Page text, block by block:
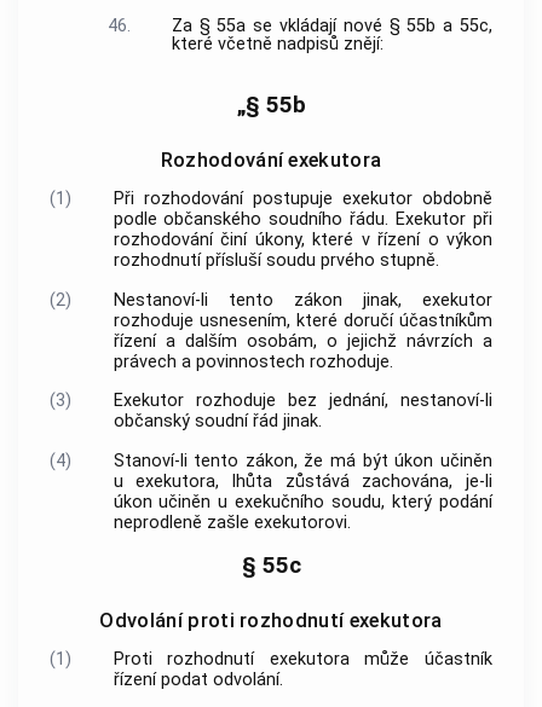
46.
Za § 55a se vkládají nové § 55b a 55c,
které včetně nadpisů znějí:
„§ 55b
Rozhodování exekutora
(1)
Při rozhodování postupuje exekutor obdobně
podle občanského soudního řádu. Exekutor při
rozhodování činí úkony, které v řízení o výkon
rozhodnutí přísluší soudu prvého stupně.
(2)
Nestanoví-li tento zákon jinak, exekutor
rozhoduje usnesením, které doručí účastníkům
řízení a dalším osobám, o jejichž návrzích a
právech a povinnostech rozhoduje.
(3)
Exekutor rozhoduje bez jednání, nestanoví-li
občanský soudní řád jinak.
(4)
Stanoví-li tento zákon, že má být úkon učiněn
u exekutora, lhůta zůstává zachována, je-li
úkon učiněn u exekučního soudu, který podání
neprodleně zašle exekutorovi.
§ 55c
Odvolání proti rozhodnutí exekutora
(1)
Proti rozhodnutí exekutora může účastník
řízení podat odvolání.